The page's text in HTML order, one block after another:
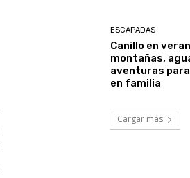
ESCAPADAS
Canillo en
montañas,
aventuras
en familia
Cargar más